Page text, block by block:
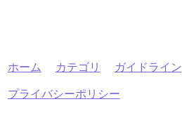
ホーム カテゴリ ガイドライン
プライバシーポリシー